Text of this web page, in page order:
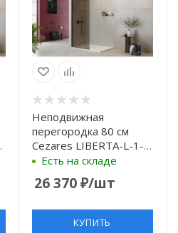
Неподвижная
перегородка 80 см
Cezares LIBERTA-L-1-
TB-80-BR-NERO
Есть на складе
26 370₽/шт
КУПИТЬ